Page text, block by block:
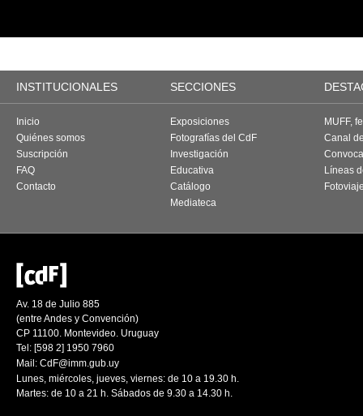
INSTITUCIONALES SECCIONES
Inicio
Quiénes somos
Suscripción
FAQ
Contacto
Exposiciones
Fotografías del CdF
Investigación
Educativa
Catálogo
Mediateca
MUFF,
Canal
Líneas
Av. 18 de Julio 885
(entre Andes y Convención)
CP 11100. Montevideo. Uruguay
Tel: [598 2] 1950 7960
Mail: CdF@imm.gub.uy
Lunes, miércoles, jueves, viernes: de 10 a 19.30 h.
Martes: de 10 a 21 h. Sábados de 9.30 a 14.30 h.